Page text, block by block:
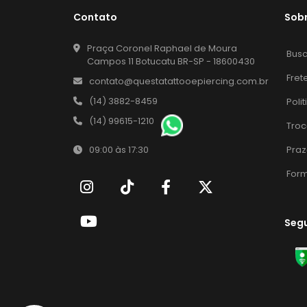
Contato
Praça Coronel Raphael de Moura
Campos 11 Botucatu BR-SP - 18600430
contato@questatattooepiercing.com.br
(14) 3882-8459
(14) 99615-1210
09:00 às 17:30